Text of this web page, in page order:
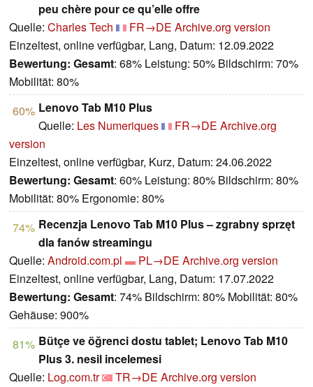
peu chère pour ce qu’elle offre
Quelle: Charles Tech FR→DE Archive.org version
Einzeltest, online verfügbar, Lang, Datum: 12.09.2022
Bewertung: Gesamt: 68% Leistung: 50% Bildschirm: 70%
Mobilität: 80%
60% Lenovo Tab M10 Plus
Quelle: Les Numeriques FR→DE Archive.org
version
Einzeltest, online verfügbar, Kurz, Datum: 24.06.2022
Bewertung: Gesamt: 60% Leistung: 80% Bildschirm: 80%
Mobilität: 80% Ergonomie: 80%
74% Recenzja Lenovo Tab M10 Plus – zgrabny sprzęt
dla fanów streamingu
Quelle: Android.com.pl PL→DE Archive.org version
Einzeltest, online verfügbar, Lang, Datum: 17.07.2022
Bewertung: Gesamt: 74% Bildschirm: 80% Mobilität: 80%
Gehäuse: 900%
81% Bütçe ve öğrenci dostu tablet; Lenovo Tab M10
Plus 3. nesil incelemesi
Quelle: Log.com.tr TR→DE Archive.org version